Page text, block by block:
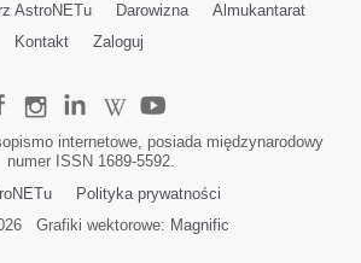
AstroNETu Darowizna
Almukantarat
Kontakt
Zaloguj
internetowe, posiada międzynarodowy
numer ISSN 1689-5592.
Polityka prywatności
Grafiki wektorowe: Magnific